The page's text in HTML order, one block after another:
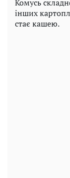
Комусь
інших
стає кашею.